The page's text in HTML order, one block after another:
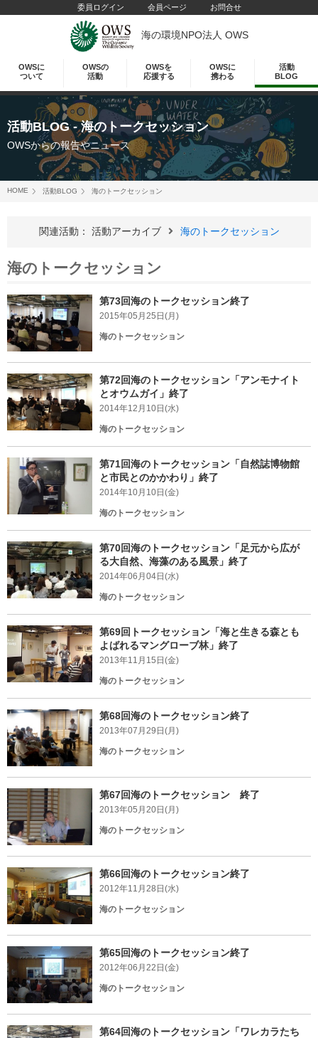
委員ログイン 会員ページ お問合せ
海の環境NPO法人 OWS
OWSに
ついて
OWSの
活動
OWSを
応援する
OWSに
携わる
活動
BLOG
活動BLOG - 海のトークセッション
OWSからの報告やニュース
HOME 活動BLOG 海のトークセッション
関連活動： 活動アーカイブ 海のトークセッション
海のトークセッション
第73回海のトークセッション終了
2015年05月25日(月)
海のトークセッション
第72回海のトークセッション「アンモナイト
とオウムガイ」終了
2014年12月10日(水)
海のトークセッション
第71回海のトークセッション「自然誌博物館
と市民とのかかわり」終了
2014年10月10日(金)
海のトークセッション
第70回海のトークセッション「足元から広が
る大自然、海藻のある風景」終了
2014年06月04日(水)
海のトークセッション
第69回トークセッション「海と生きる森とも
よばれるマングローブ林」終了
2013年11月15日(金)
海のトークセッション
第68回海のトークセッション終了
2013年07月29日(月)
海のトークセッション
第67回海のトークセッション 終了
2013年05月20日(月)
海のトークセッション
第66回海のトークセッション終了
2012年11月28日(水)
海のトークセッション
第65回海のトークセッション終了
2012年06月22日(金)
海のトークセッション
第64回海のトークセッション「ワレカラたち